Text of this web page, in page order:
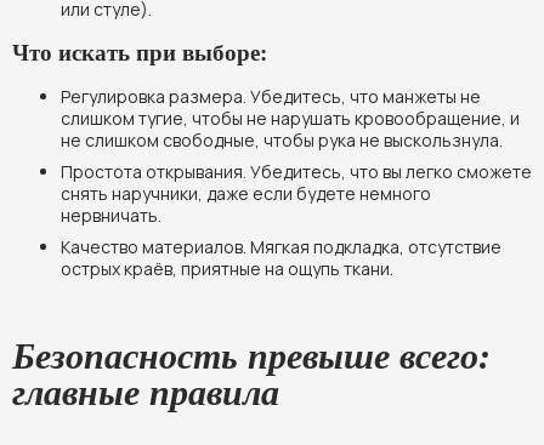
или стуле).
Что искать при выборе:
Регулировка размера. Убедитесь, что манжеты не
слишком тугие, чтобы не нарушать кровообращение, и
не слишком свободные, чтобы рука не выскользнула.
Простота открывания. Убедитесь, что вы легко сможете
снять наручники, даже если будете немного
нервничать.
Качество материалов. Мягкая подкладка, отсутствие
острых краёв, приятные на ощупь ткани.
Безопасность превыше всего:
главные правила